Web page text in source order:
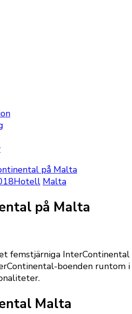
på Malta
Hotell Malta
på Malta
femstjärniga
boenden runtom
Malta